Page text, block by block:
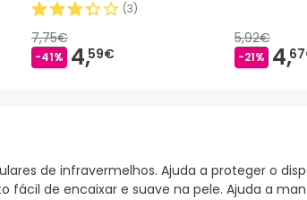
(3)
7,75€
-41% 4,59€
5,92€
-21% 4,
de infravermelhos. Ajuda a proteger o
fácil de encaixar e suave na pele. Ajuda a